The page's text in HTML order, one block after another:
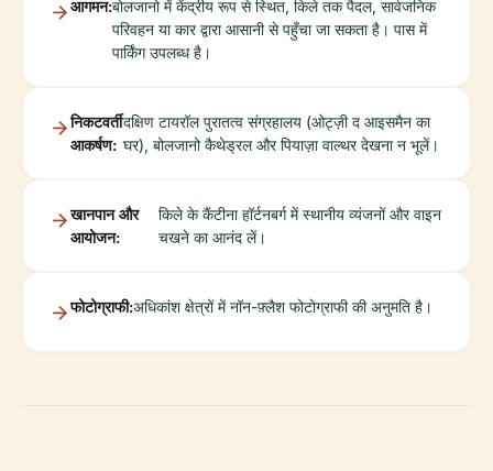
आगमन:बोलजानो में केंद्रीय रूप से स्थित, किले तक पैदल, सार्वजनिक
परिवहन या कार द्वारा आसानी से पहुँचा जा सकता है। पास में
पार्किंग उपलब्ध है।
निकटवर्ती
आकर्षण:
दक्षिण टायरॉल पुरातत्व संग्रहालय (ओट्ज़ी द आइसमैन का
घर), बोलजानो कैथेड्रल और पियाज़ा वाल्थर देखना न भूलें।
खानपान और
आयोजन:
किले के कैंटीना हॉर्टनबर्ग में स्थानीय व्यंजनों और वाइन
चखने का आनंद लें।
फोटोग्राफी:अधिकांश क्षेत्रों में नॉन-फ़्लैश फोटोग्राफी की अनुमति है।